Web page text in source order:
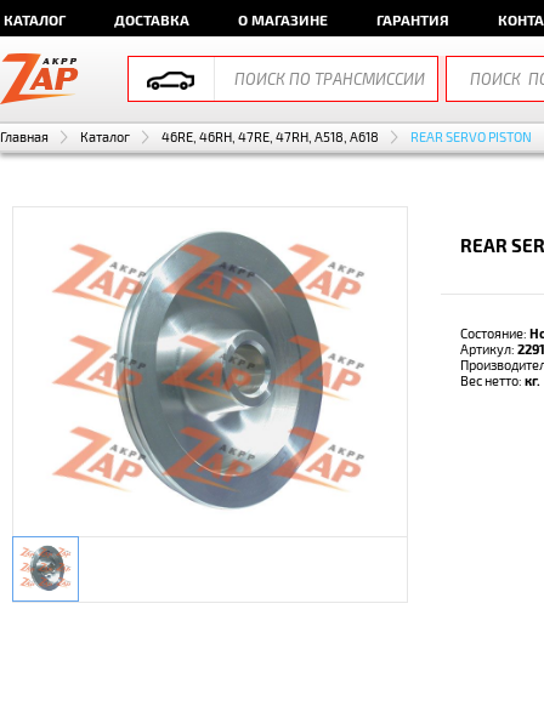
КАТАЛОГ ДОСТАВКА О МАГАЗИНЕ ГАРАНТИЯ
Главная Каталог 46RE, 46RH, 47RE, 47RH, A518, A618 REAR SERVO PISTON
REAR
Состояние:
Артикул:
Вес нетто: кг.